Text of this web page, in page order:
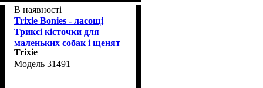
В наявності
Trixie Bonies - ласощі
Триксі кісточки для
маленьких собак і щенят
75 г (31491)
Trixie
31491